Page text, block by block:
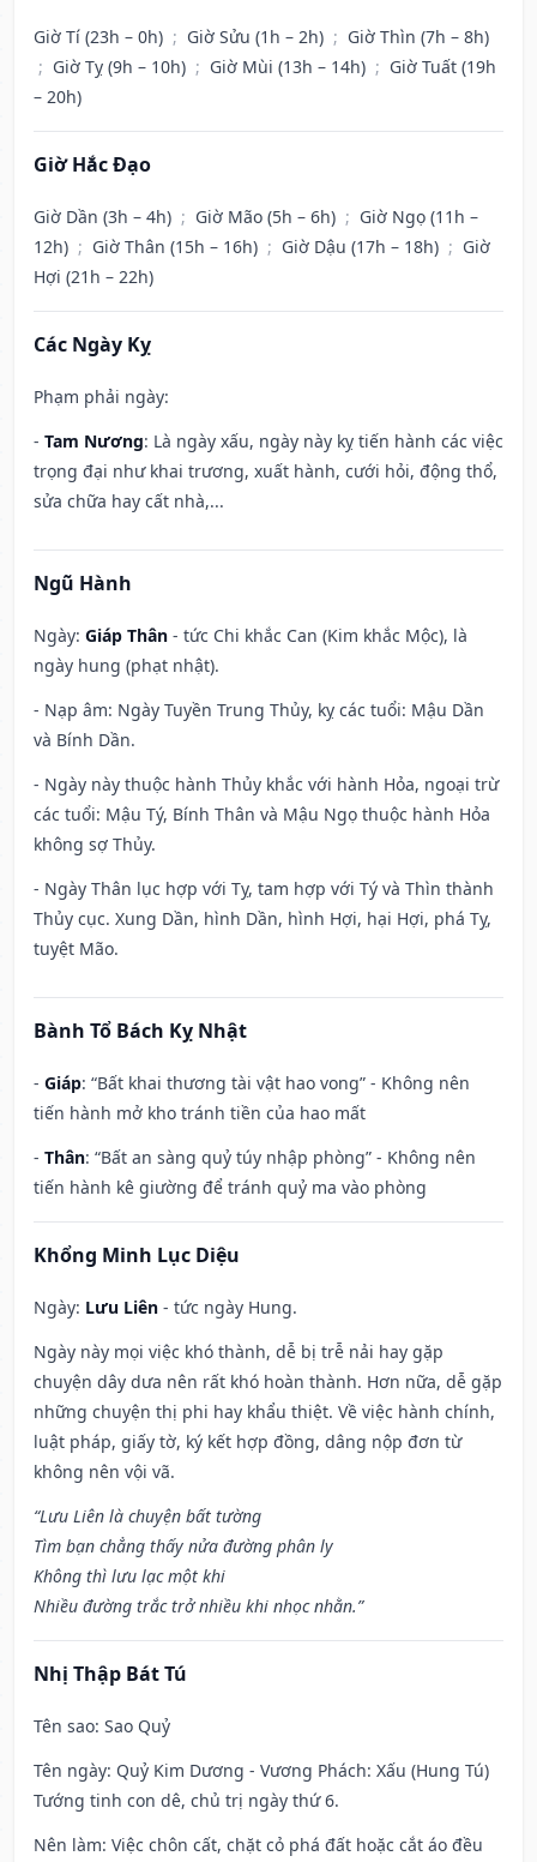
Giờ Tí (23h – 0h) ; Giờ Sửu (1h – 2h) ; Giờ Thìn (7h – 8h)
; Giờ Tỵ (9h – 10h) ; Giờ Mùi (13h – 14h) ; Giờ Tuất (19h
– 20h)
Giờ Hắc Đạo
Giờ Dần (3h – 4h) ; Giờ Mão (5h – 6h) ; Giờ Ngọ (11h –
12h) ; Giờ Thân (15h – 16h) ; Giờ Dậu (17h – 18h) ; Giờ
Hợi (21h – 22h)
Các Ngày Kỵ
Phạm phải ngày:
- Tam Nương: Là ngày xấu, ngày này kỵ tiến hành các việc
trọng đại như khai trương, xuất hành, cưới hỏi, động thổ,
sửa chữa hay cất nhà,...
Ngũ Hành
Ngày: Giáp Thân - tức Chi khắc Can (Kim khắc Mộc), là
ngày hung (phạt nhật).
- Nạp âm: Ngày Tuyền Trung Thủy, kỵ các tuổi: Mậu Dần
và Bính Dần.
- Ngày này thuộc hành Thủy khắc với hành Hỏa, ngoại trừ
các tuổi: Mậu Tý, Bính Thân và Mậu Ngọ thuộc hành Hỏa
không sợ Thủy.
- Ngày Thân lục hợp với Tỵ, tam hợp với Tý và Thìn thành
Thủy cục. Xung Dần, hình Dần, hình Hợi, hại Hợi, phá Tỵ,
tuyệt Mão.
Bành Tổ Bách Kỵ Nhật
- Giáp: “Bất khai thương tài vật hao vong” - Không nên
tiến hành mở kho tránh tiền của hao mất
- Thân: “Bất an sàng quỷ túy nhập phòng” - Không nên
tiến hành kê giường để tránh quỷ ma vào phòng
Khổng Minh Lục Diệu
Ngày: Lưu Liên - tức ngày Hung.
Ngày này mọi việc khó thành, dễ bị trễ nải hay gặp
chuyện dây dưa nên rất khó hoàn thành. Hơn nữa, dễ gặp
những chuyện thị phi hay khẩu thiệt. Về việc hành chính,
luật pháp, giấy tờ, ký kết hợp đồng, dâng nộp đơn từ
không nên vội vã.
“Lưu Liên là chuyện bất tường
Tìm bạn chẳng thấy nửa đường phân ly
Không thì lưu lạc một khi
Nhiều đường trắc trở nhiều khi nhọc nhằn.”
Nhị Thập Bát Tú
Tên sao: Sao Quỷ
Tên ngày: Quỷ Kim Dương - Vương Phách: Xấu (Hung Tú)
Tướng tinh con dê, chủ trị ngày thứ 6.
Nên làm: Việc chôn cất, chặt cỏ phá đất hoặc cắt áo đều